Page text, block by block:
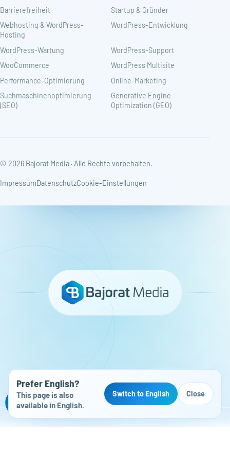
Barrierefreiheit
Startup & Gründer
Webhosting & WordPress-
Hosting
WordPress-Entwicklung
WordPress-Wartung
WordPress-Support
WooCommerce
WordPress Multisite
Performance-Optimierung
Online-Marketing
Suchmaschinenoptimierung
(SEO)
Generative Engine
Optimization (GEO)
© 2026 Bajorat Media · Alle Rechte vorbehalten.
ImpressumDatenschutzCookie-Einstellungen
Kostenloser Website-Check
Prefer English?
This page is also
available in English.
Switch to English Close